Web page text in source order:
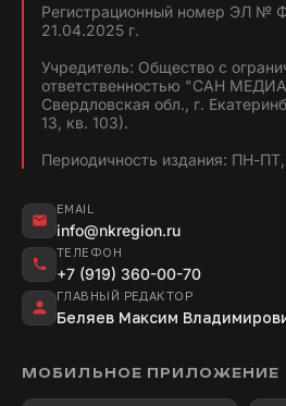
Регистрационный номер ЭЛ №
21.04.2025 г.
Учредитель: Общество с
ответственностью "САН
Свердловская обл., г.
13, кв. 103).
Периодичность издания: ПН-
EMAIL
info@nkregion.ru
ТЕЛЕФОН
+7 (919) 360-00-70
ГЛАВНЫЙ РЕДАКТОР
Беляев Максим
МОБИЛЬНОЕ ПРИЛОЖЕНИЕ